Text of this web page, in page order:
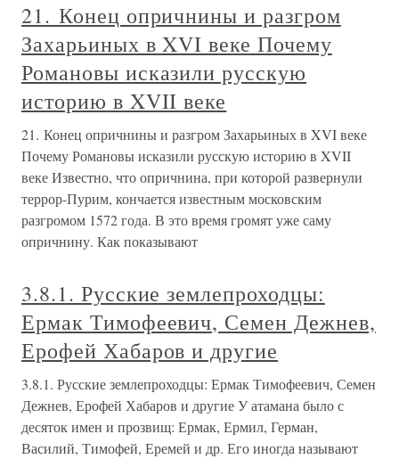
21. Конец опричнины и разгром
Захарьиных в XVI веке Почему
Романовы исказили русскую
историю в XVII веке
21. Конец опричнины и разгром Захарьиных в XVI веке
Почему Романовы исказили русскую историю в XVII
веке Известно, что опричнина, при которой развернули
террор-Пурим, кончается известным московским
разгромом 1572 года. В это время громят уже саму
опричнину. Как показывают
3.8.1. Русские землепроходцы:
Ермак Тимофеевич, Семен Дежнев,
Ерофей Хабаров и другие
3.8.1. Русские землепроходцы: Ермак Тимофеевич, Семен
Дежнев, Ерофей Хабаров и другие У атамана было с
десяток имен и прозвищ: Ермак, Ермил, Герман,
Василий, Тимофей, Еремей и др. Его иногда называют